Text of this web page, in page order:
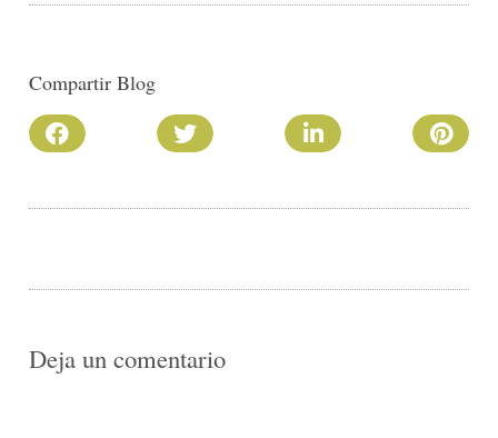
Compartir Blog
Deja un comentario